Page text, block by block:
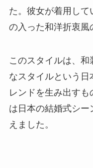
た。彼女が着用し
の入った和洋折衷風
このスタイルは、
なスタイルという日
レンドを生み出す
は日本の結婚式シ
えました。